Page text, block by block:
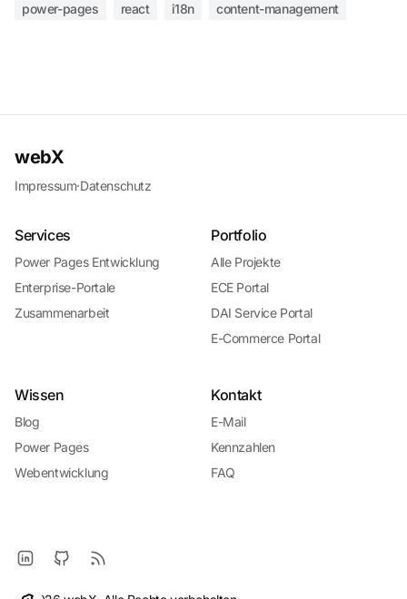
power-pages react i18n content-management
webX
Impressum·Datenschutz
Services
Power Pages Entwicklung
Enterprise-Portale
Zusammenarbeit
Portfolio
Alle Projekte
ECE Portal
DAI Service Portal
E-Commerce Portal
Wissen
Blog
Power Pages
Webentwicklung
Kontakt
E-Mail
Kennzahlen
FAQ